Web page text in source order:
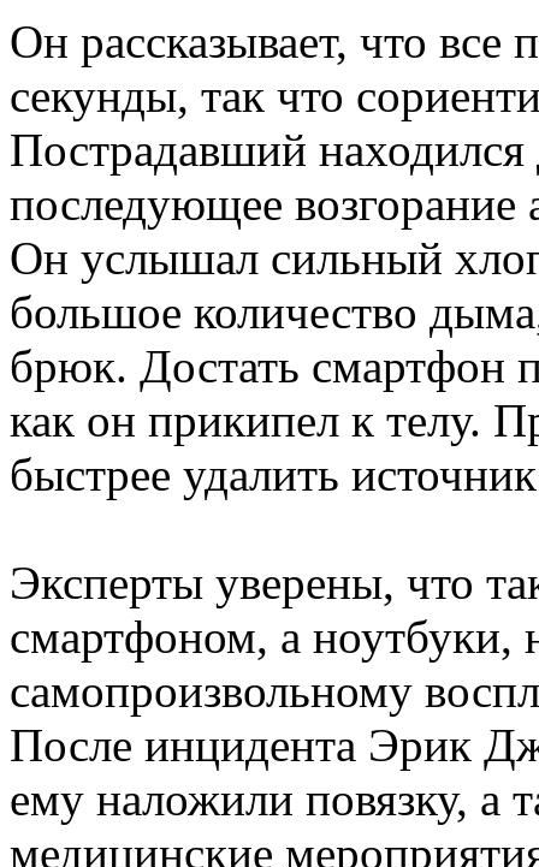
Он рассказывает, что
секунды, так что
Пострадавший
последующее возгорание
Он услышал сильный
большое количество
брюк. Достать смартфон
как он прикипел к телу.
быстрее удалить
Эксперты уверены, что
смартфоном, а ноутбуки,
самопроизвольному
После инцидента Эрик
ему наложили повязку, а
медицинские